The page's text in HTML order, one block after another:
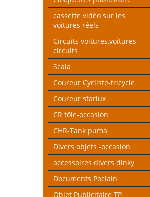
cassette vidéo sur les
voitures réels
Circuits voitures,voitures
circuits
Scala
Coureur Cycliste-tricycle
Coureur starlux
CR tôle-occasion
CHR-Tank puma
Divers objets -occasion
accessoires divers dinky
Documents Poclain
Objet Publicitaire TP